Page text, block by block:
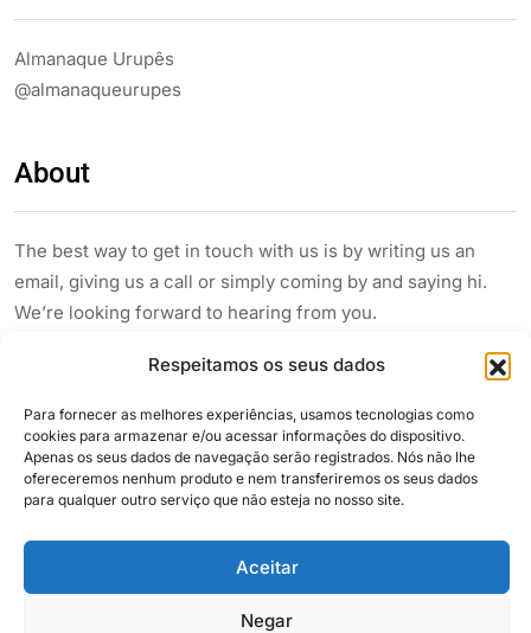
Respeitamos os seus dados
Para fornecer as melhores experiências, usamos tecnologias como
cookies para armazenar e/ou acessar informações do dispositivo.
Apenas os seus dados de navegação serão registrados. Nós não lhe
ofereceremos nenhum produto e nem transferiremos os seus dados
para qualquer outro serviço que não esteja no nosso site.
Aceitar
Negar
Almanaque Urupês
@almanaqueurupes
About
The best way to get in touch with us is by writing us an
email, giving us a call or simply coming by and saying hi.
We’re looking forward to hearing from you.